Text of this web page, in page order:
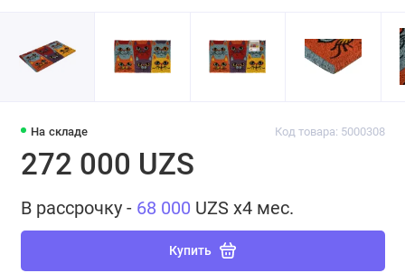
На складе Код товара: 5000308
272 000 UZS
В рассрочку - 68 000 UZS x4 мес.
Купить